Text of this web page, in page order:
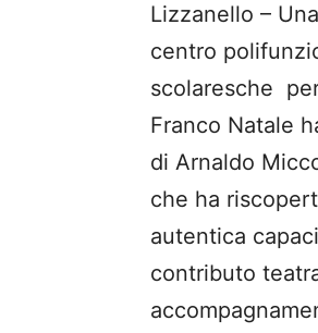
Lizzanello –
centro
scolaresche
Franco Natale
di Arnaldo
che ha
autentica
contributo